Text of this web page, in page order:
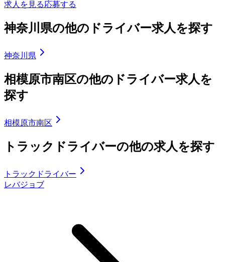
求人を見る応募する
神奈川県の他のドライバー求人を探す
神奈川県
相模原市南区の他のドライバー求人を
探す
相模原市南区
トラックドライバーの他の求人を探す
トラックドライバー
レバジョブ